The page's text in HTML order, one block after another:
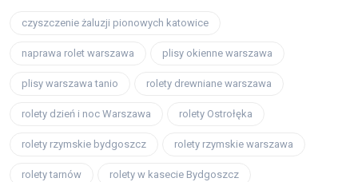
czyszczenie żaluzji pionowych katowice
naprawa rolet warszawa plisy okienne warszawa
plisy warszawa tanio rolety drewniane warszawa
rolety dzień i noc Warszawa rolety Ostrołęka
rolety rzymskie bydgoszcz rolety rzymskie warszawa
rolety tarnów rolety w kasecie Bydgoszcz